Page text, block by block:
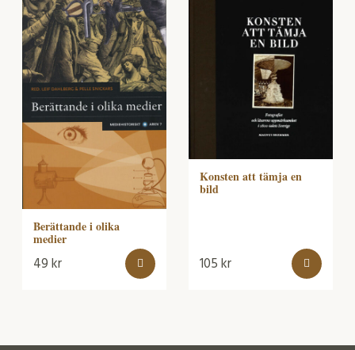
Berättande i olika
medier
49kr
Konsten att tämja en
bild
105kr